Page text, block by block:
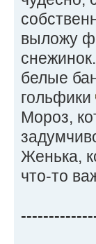
выложу
белые
гольфики
Мороз,
Женька,
что-то